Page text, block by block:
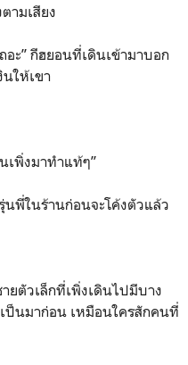
ามเสียง
อะ” กีฮยอนที่เดินเข้ามาบอก
ให้เขา
เพิ่งมาทำแท้ๆ”
นพี่ในร้านก่อนจะโค้งตัวแล้ว
ยตัวเล็กที่เพิ่งเดินไปมีบาง
ป็นมาก่อน เหมือนใครสักคนที่